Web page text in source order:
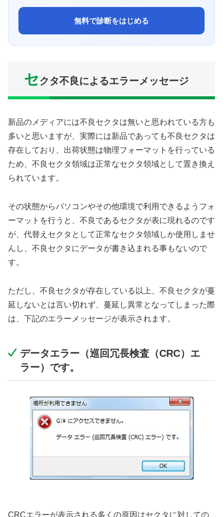
無料で診断をはじめる
セクタ不良によるエラーメッセージ
新品のメディアには不良セクタは無いと思われている方も
多いと思いますが、実際には新品であっても不良セクタは
存在しており、出荷状態は物理フォーマットを行っている
ため、不良セクタ領域は正常なセクタ領域として置き換え
られています。
その状態からパソコンやその他環境で利用できるようフォ
ーマットを行うと、不良であるセクタが表に現れるのです
が、代替えセクタとして正常なセクタ領域しか使用しませ
んし、不良セクタにデータが書き込まれる事もないので
す。
ただし、不良セクタが存在している以上、不良セクタが蔓
延しないとは言い切れず、蔓延し異常となってしまった際
は、下記のエラーメッセージが表示されます。
データエラー（巡回冗長検査（CRC）エ
ラー）です。
CRCエラーが表示される多くの原因はセクタに対しての